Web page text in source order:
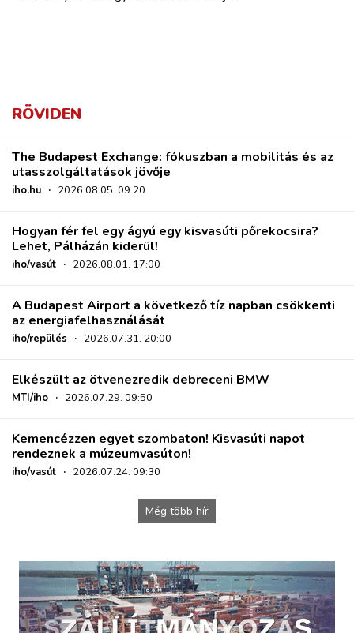
RÖVIDEN
The Budapest Exchange: fókuszban a mobilitás és az
utasszolgáltatások jövője
iho.hu · 2026.08.05. 09:20
Hogyan fér fel egy ágyú egy kisvasúti pőrekocsira?
Lehet, Pálházán kiderül!
iho/vasút · 2026.08.01. 17:00
A Budapest Airport a következő tíz napban csökkenti
az energiafelhasználását
iho/repülés · 2026.07.31. 20:00
Elkészült az ötvenezredik debreceni BMW
MTI/iho · 2026.07.29. 09:50
Kemencézzen egyet szombaton! Kisvasúti napot
rendeznek a múzeumvasúton!
iho/vasút · 2026.07.24. 09:30
Még több hír